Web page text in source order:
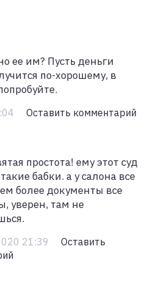
ее им? Пусть деньги
по-хорошему, в
Оставить комментарий
простота! ему этот суд
бабки. а у салона все
более документы все
уверен, там не
21:39
Оставить